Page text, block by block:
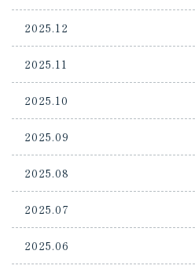
2025.12
2025.11
2025.10
2025.09
2025.08
2025.07
2025.06